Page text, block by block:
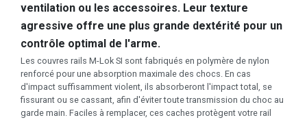
ventilation ou les accessoires. Leur texture
agressive offre une plus grande dextérité pour un
contrôle optimal de l'arme.
Les couvres rails M-Lok SI sont fabriqués en polymère de nylon
renforcé pour une absorption maximale des chocs. En cas
d'impact suffisamment violent, ils absorberont l'impact total, se
fissurant ou se cassant, afin d'éviter toute transmission du choc au
garde main. Faciles à remplacer, ces caches protègent votre rail